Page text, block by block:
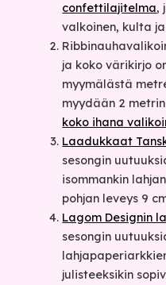
confettilajitelma,
valkoinen, kulta
ja koko värikirjo
myymälästä
myydään 2
koko ihana
Laadukkaat
sesongin
isommankin
pohjan leveys 9
Lagom Designin
sesongin
julisteeksikin